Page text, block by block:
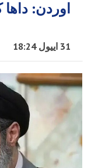
اوردن: داها
31 اییول 18:24